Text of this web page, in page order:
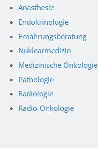
Anästhesie
Endokrinologie
Ernährungsberatung
Nuklearmedizin
Medizinische Onkologie
Pathologie
Radiologie
Radio-Onkologie